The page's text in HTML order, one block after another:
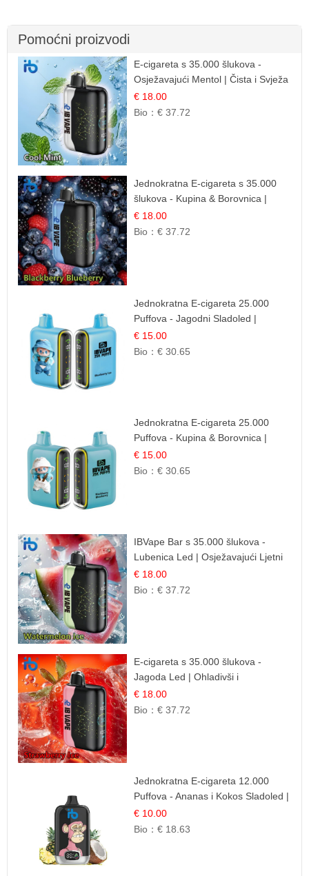
Pomoćni proizvodi
E-cigareta s 35.000 šlukova -
Osježavajući Mentol | Čista i Svježa
Okus
€ 18.00
Bio：€ 37.72
Jednokratna E-cigareta s 35.000
šlukova - Kupina & Borovnica |
Intenzivna Mješavina Šumskog
Voća
€ 18.00
Bio：€ 37.72
Jednokratna E-cigareta 25.000
Puffova - Jagodni Sladoled |
Kremasta Slatka Okus
€ 15.00
Bio：€ 30.65
Jednokratna E-cigareta 25.000
Puffova - Kupina & Borovnica |
Šumska Voćna Mješavina
€ 15.00
Bio：€ 30.65
IBVape Bar s 35.000 šlukova -
Lubenica Led | Osježavajući Ljetni
Okus
€ 18.00
Bio：€ 37.72
E-cigareta s 35.000 šlukova -
Jagoda Led | Ohladivši i
Osježavajući Okus
€ 18.00
Bio：€ 37.72
Jednokratna E-cigareta 12.000
Puffova - Ananas i Kokos Sladoled |
Tropski Desert
€ 10.00
Bio：€ 18.63